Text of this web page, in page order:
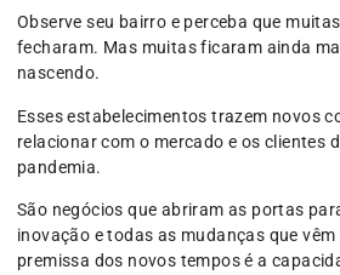
Observe seu bairro e perceba que
fecharam. Mas muitas ficaram ainda
nascendo.
Esses estabelecimentos trazem novos
relacionar com o mercado e os clientes
pandemia.
São negócios que abriram as portas
inovação e todas as mudanças que vêm
premissa dos novos tempos é a